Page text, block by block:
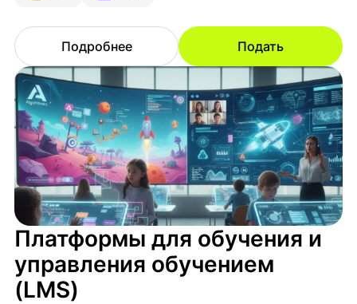
Подать
Подробнее
Платформы для обучения и
управления обучением
(LMS)